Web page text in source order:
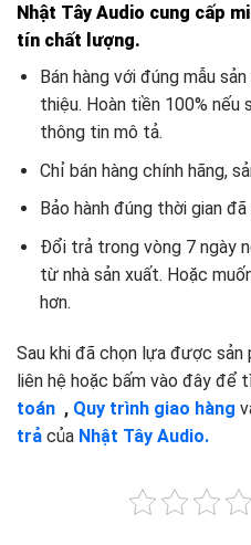
Nhật Tây Audio cung cấp
tín chất lượng.
Bán hàng với đúng mẫu
thiệu. Hoàn tiền 100% nếu
thông tin mô tả.
Chỉ bán hàng chính hãng,
Bảo hành đúng thời gian
Đổi trả trong vòng 7 ngày
từ nhà sản xuất. Hoặc
hơn.
Sau khi đã chọn lựa được
liên hệ hoặc bấm vào đây để
toán , Quy trình giao hàng
trả của Nhật Tây Audio.